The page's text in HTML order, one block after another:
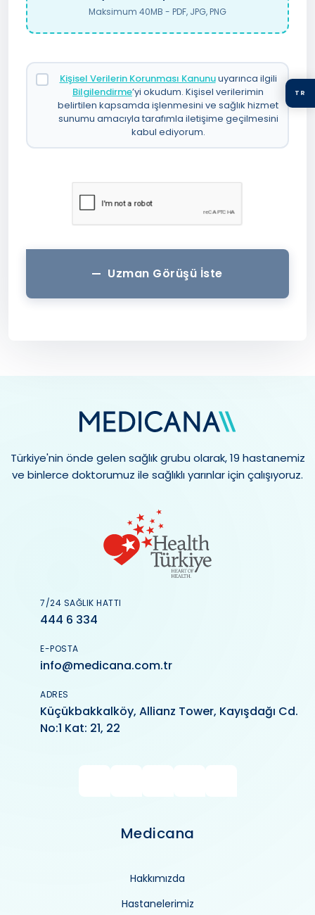
TR
Maksimum 40MB - PDF, JPG, PNG
Kişisel Verilerin Korunması Kanunuuyarınca ilgili
Bilgilendirme’yi okudum. Kişisel verilerimin
belirtilen kapsamda işlenmesini ve sağlık hizmet
sunumu amacıyla tarafımla iletişime geçilmesini
kabul ediyorum.
Uzman Görüşü İste
Türkiye'nin önde gelen sağlık grubu olarak, 19 hastanemiz
ve binlerce doktorumuz ile sağlıklı yarınlar için çalışıyoruz.
7/24 SAĞLIK HATTI
444 6 334
E-POSTA
info@medicana.com.tr
ADRES
Küçükbakkalköy, Allianz Tower, Kayışdağı Cd.
No:1 Kat: 21, 22
Medicana
Hakkımızda
Hastanelerimiz